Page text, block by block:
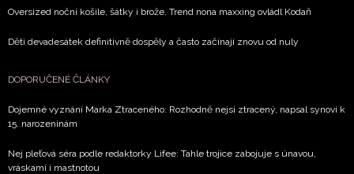
Oversized noční košile, šátky i brože. Trend nona maxxing ovládl Kodaň
Děti devadesátek definitivně dospěly a často začínají znovu od nuly
DOPORUČENÉ ČLÁNKY
Dojemné vyznání Marka Ztraceného: Rozhodně nejsi ztracený, napsal synovi k
15. narozeninám
Nej pleťová séra podle redaktorky Lifee: Tahle trojice zabojuje s únavou,
vráskami i mastnotou